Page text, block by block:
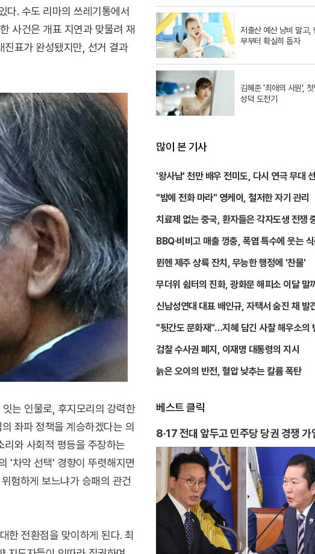
다. 수도 리마의 쓰레기통에서
사건은 개표 지연과 맞물려 재
표가 완성됐지만, 선거 결과
는 인물로, 후지모리의 강력한
좌파 정책을 계승하겠다는 의
와 사회적 평등을 주장하는
'차악 선택' 경향이 뚜렷해지면
험하게 보느냐가 승패의 관건
한 전환점을 맞이하게 된다. 최
저출산 예산 낭비 말고,
부부터 확실히 돕자
김혜준 '최애의 사원',
성덕 도전기
많이 본 기사
'왕사남' 천만 배우 전미도, 다시 연극 무대
"밤에 전화 마라" 영케이, 철저한 자기 관리
치료제 없는 중국, 환자들은 각자도생 전쟁
BBQ·비비고 매출 껑충, 폭염 특수에 웃는
뮌헨 제주 상륙 잔치, 무능한 행정에 '찬물'
무더위 쉼터의 진화, 광화문 해피소 이달 말
장
신남성연대 대표 배인규, 자택서 숨진 채 발
"뒷간도 문화재"…지혜 담긴 사찰 해우소의
검찰 수사권 폐지, 이재명 대통령의 지시
늙은 오이의 반전, 혈압 낮추는 칼륨 폭탄
베스트 클릭
8·17 전대 앞두고 민주당 당권 경쟁 가